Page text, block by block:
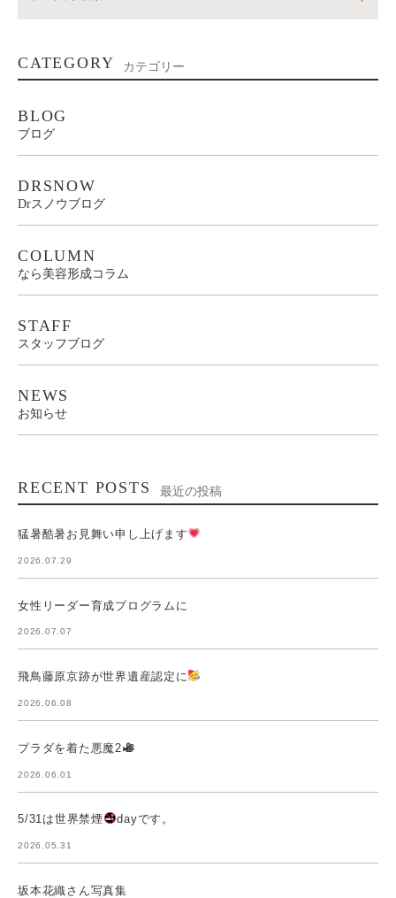
CATEGORY カテゴリー
BLOG
ブログ
DRSNOW
Drスノウブログ
COLUMN
なら美容形成コラム
STAFF
スタッフブログ
NEWS
お知らせ
RECENT POSTS 最近の投稿
猛暑酷暑お見舞い申し上げます
2026.07.29
女性リーダー育成プログラムに
2026.07.07
飛鳥藤原京跡が世界遺産認定に
2026.06.08
プラダを着た悪魔2
2026.06.01
5/31は世界禁煙 dayです。
2026.05.31
坂本花織さん写真集